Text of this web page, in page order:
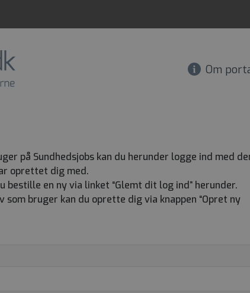
Om
på Sundhedsjobs kan du herunder logge ind med
oprettet dig med.
bestille en ny via linket “Glemt dit log ind” herunder.
bruger kan du oprette dig via knappen “Opret ny